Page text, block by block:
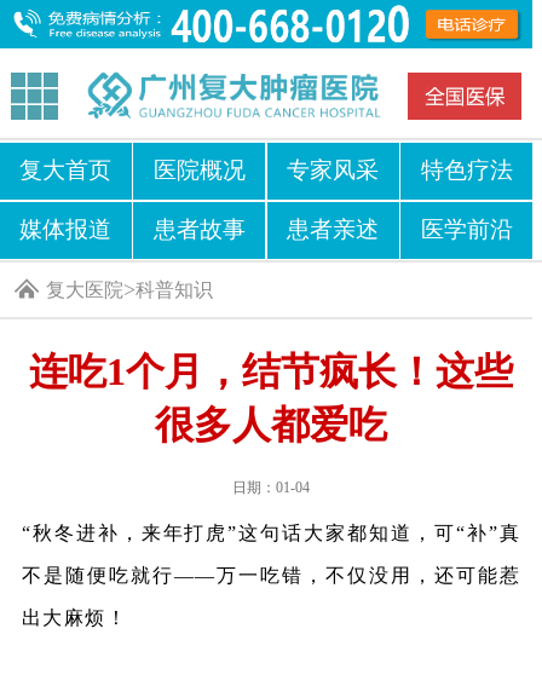
复大首页 医院概况 专家风采 特色疗法
媒体报道 患者故事 患者亲述 医学前沿
复大医院>科普知识
连吃1个月，结节疯长！这些
很多人都爱吃
日期：01-04
“秋冬进补，来年打虎”这句话大家都知道，可“补”真
不是随便吃就行——万一吃错，不仅没用，还可能惹
出大麻烦！